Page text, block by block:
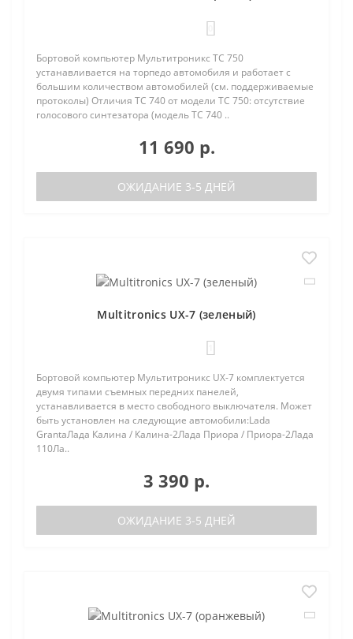
Бортовой компьютер Мультитроникс TC 750
устанавливается на торпедо автомобиля и работает с
большим количеством автомобилей (см. поддерживаемые
протоколы) Отличия TC 740 от модели TC 750: отсутствие
голосового синтезатора (модель TC 740 ..
11 690 р.
ОЖИДАНИЕ 3-5 ДНЕЙ
Multitronics UX-7 (зеленый)
Бортовой компьютер Мультитроникс UX-7 комплектуется
двумя типами съемных передних панелей,
устанавливается в место свободного выключателя. Может
быть установлен на следующие автомобили:Lada
GrantaЛада Калина / Калина-2Лада Приора / Приора-2Лада
110Ла..
3 390 р.
ОЖИДАНИЕ 3-5 ДНЕЙ